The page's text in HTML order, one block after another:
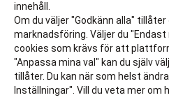
innehåll.
Om du väljer "Godkänn alla"
marknadsföring. Väljer du
cookies som krävs för att
"Anpassa mina val" kan du själv
tillåter. Du kan när som helst
Inställningar". Vill du veta mer om